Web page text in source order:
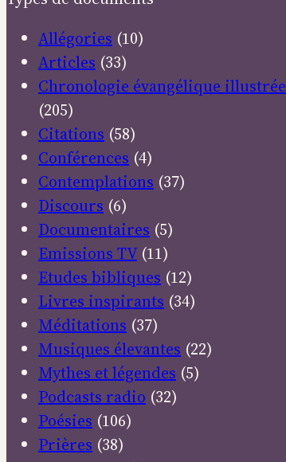
Allégories (10)
Articles (33)
Chronologie évangélique illustrée
(205)
Citations (58)
Conférences (4)
Contemplations (37)
Discours (6)
Documentaires (5)
Emissions TV(11)
Etudes bibliques (12)
Livres inspirants (34)
Méditations (37)
Musiques élevantes (22)
Mythes et légendes (5)
Podcasts radio (32)
Poésies (106)
Prières (38)